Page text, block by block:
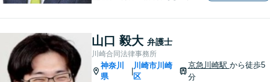
を扱ってきました。また、破
産管財人や成年後見人等、裁
判所から依頼を受ける事件も
多数経験しています。1人で悩
まずに、是非ご相談くださ
山口 毅大 弁護士
川崎合同法律事務所
神奈川
県
川崎市川崎
区
京急川崎駅 から徒歩5
分